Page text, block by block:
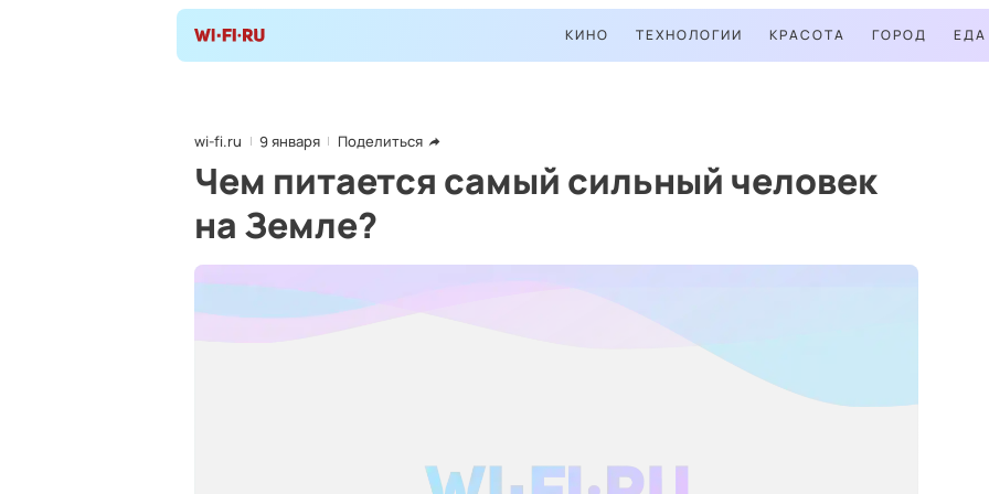
КИНО ТЕХНОЛОГИИ КРАСОТА ГОРОД ЕДА
wi-fi.ru 9 января Поделиться
Чем питается самый сильный человек
на Земле?